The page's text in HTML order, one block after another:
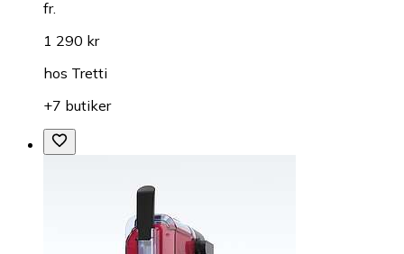
fr.
1 290 kr
hos Tretti
+7 butiker